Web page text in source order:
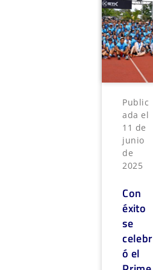
Public
ada el
11 de
junio
de
2025
Con
éxito
se
celebr
ó el